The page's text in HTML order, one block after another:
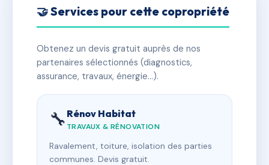
🤝 Services pour cette copropriété
Obtenez un devis gratuit auprès de nos
partenaires sélectionnés (diagnostics,
assurance, travaux, énergie…).
🔧 Rénov Habitat
TRAVAUX & RÉNOVATION
Ravalement, toiture, isolation des parties
communes. Devis gratuit.